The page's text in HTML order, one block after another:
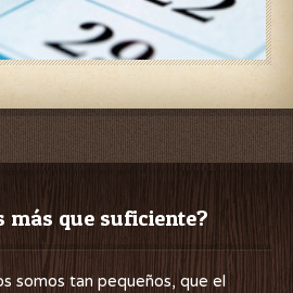
más que suficiente?
somos tan pequeños, que el